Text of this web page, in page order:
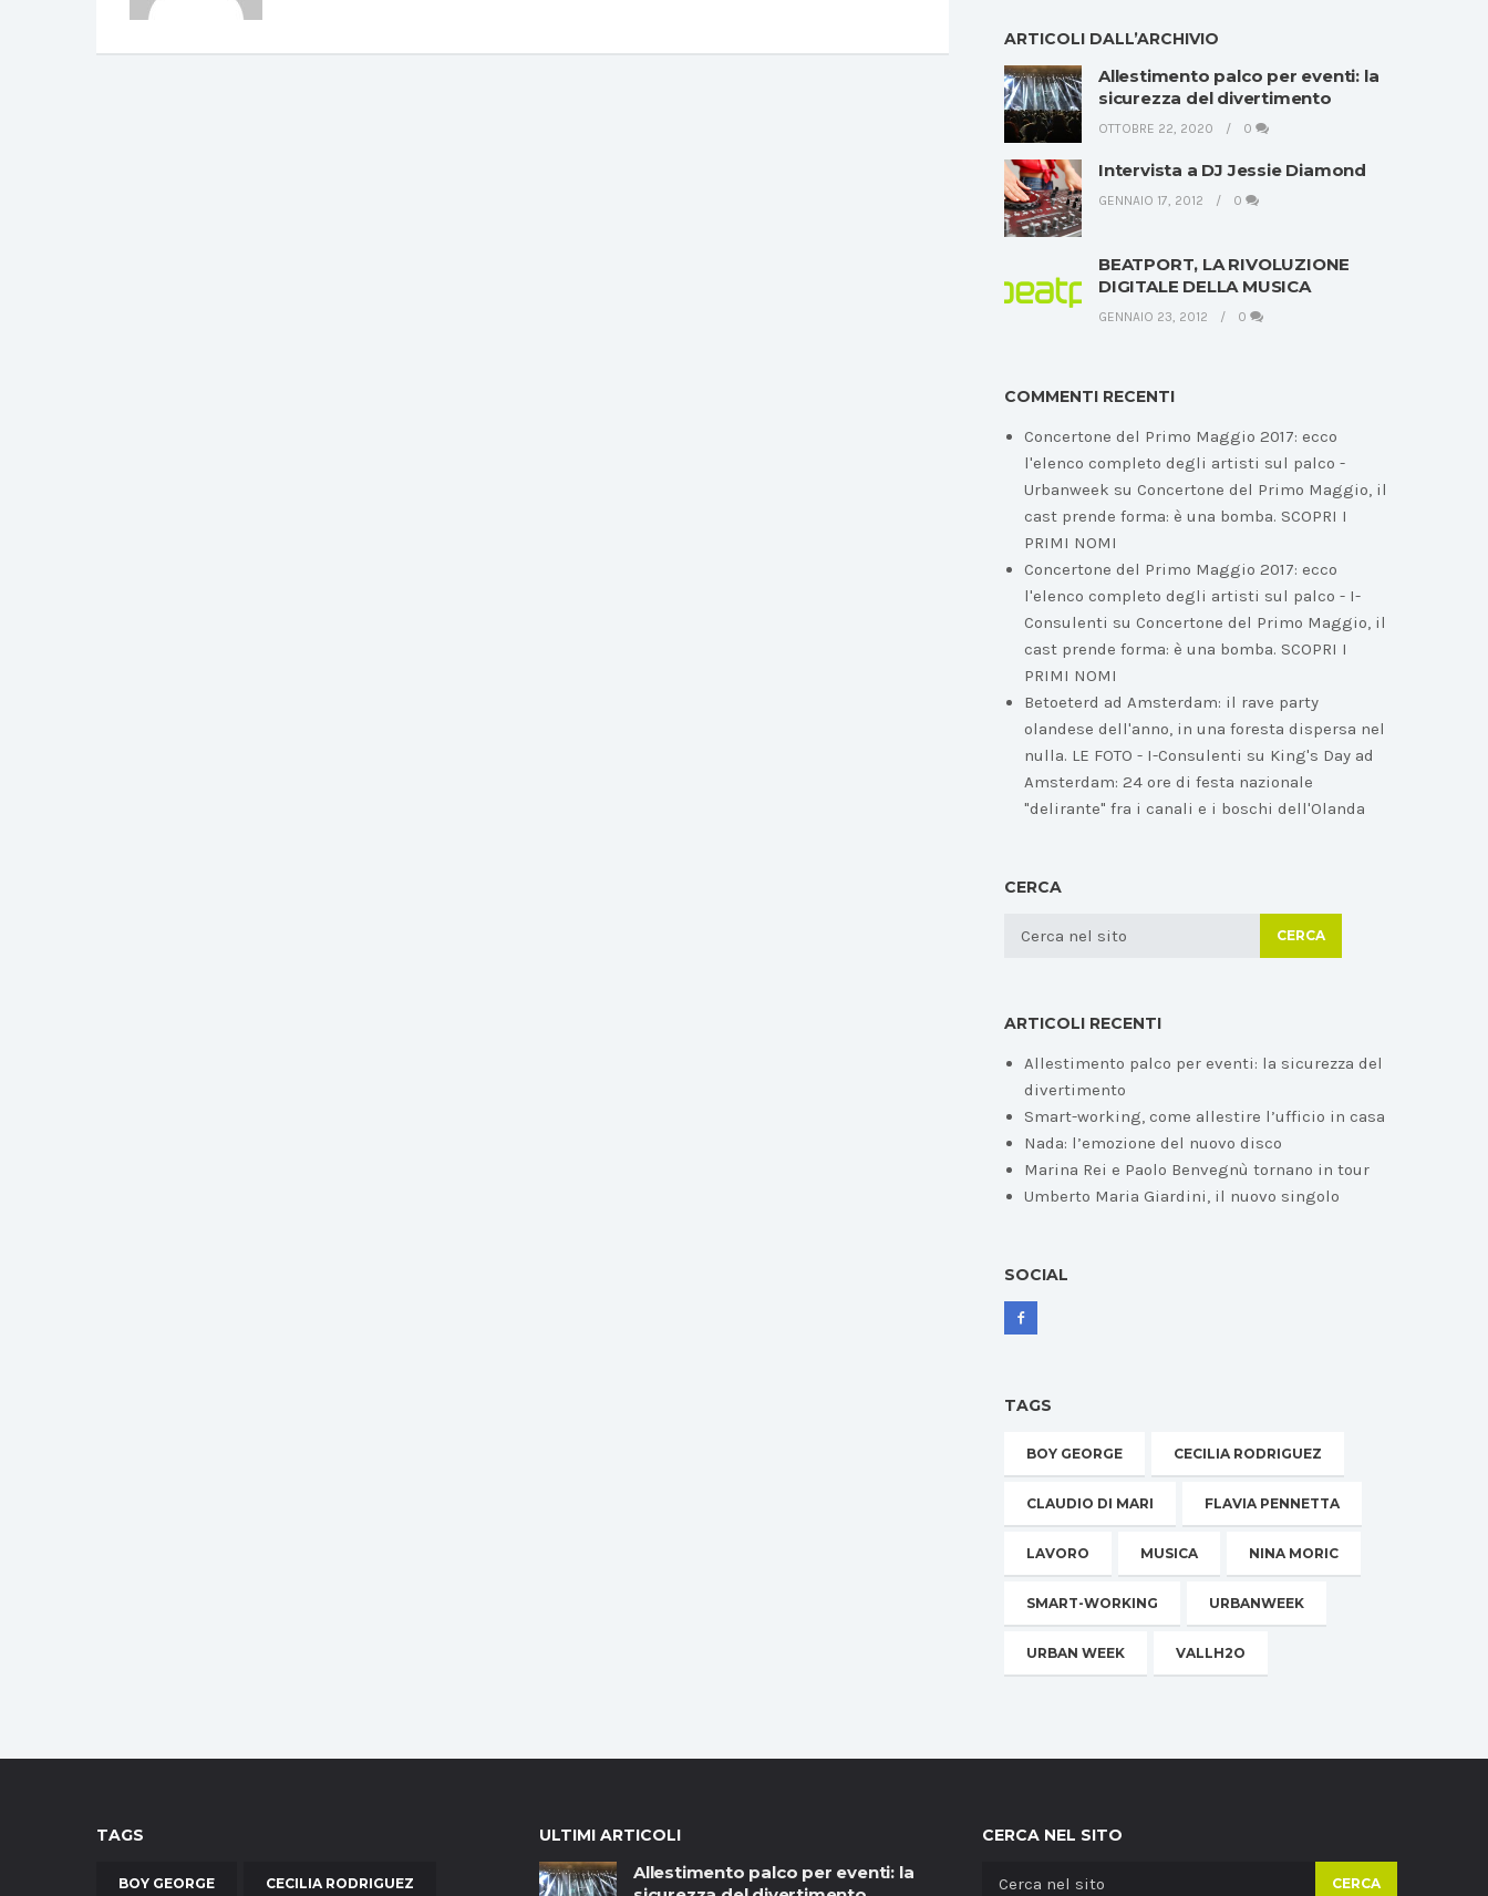
ARTICOLI DALL’ARCHIVIO
Allestimento palco per eventi: la
sicurezza del divertimento
OTTOBRE 22, 2020 0
Intervista a DJ Jessie Diamond
GENNAIO 17, 2012 0
BEATPORT, LA RIVOLUZIONE
DIGITALE DELLA MUSICA
GENNAIO 23, 2012 0
COMMENTI RECENTI
Concertone del Primo Maggio 2017: ecco
l'elenco completo degli artisti sul palco -
Urbanweek su Concertone del Primo Maggio, il
cast prende forma: è una bomba. SCOPRI I
PRIMI NOMI
Concertone del Primo Maggio 2017: ecco
l'elenco completo degli artisti sul palco - I-
Consulenti su Concertone del Primo Maggio, il
cast prende forma: è una bomba. SCOPRI I
PRIMI NOMI
Betoeterd ad Amsterdam: il rave party
olandese dell'anno, in una foresta dispersa nel
nulla. LE FOTO - I-Consulenti su King's Day ad
Amsterdam: 24 ore di festa nazionale
"delirante" fra i canali e i boschi dell'Olanda
CERCA
CERCA
ARTICOLI RECENTI
Allestimento palco per eventi: la sicurezza del
divertimento
Smart-working, come allestire l’ufficio in casa
Nada: l’emozione del nuovo disco
Marina Rei e Paolo Benvegnù tornano in tour
Umberto Maria Giardini, il nuovo singolo
SOCIAL
TAGS
BOY GEORGE CECILIA RODRIGUEZ
CLAUDIO DI MARI FLAVIA PENNETTA
LAVORO MUSICA NINA MORIC
SMART-WORKING URBANWEEK
URBAN WEEK VALLH2O
TAGS
BOY GEORGE CECILIA RODRIGUEZ
ULTIMI ARTICOLI
Allestimento palco per eventi: la
CERCA NEL SITO
CERCA